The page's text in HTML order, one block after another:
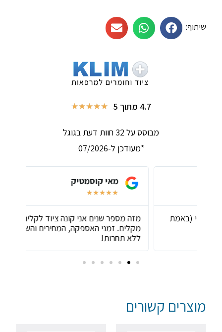
שיתוף:
4.7 מתוך 5 ★
★
★
★
★
מבוסס על 32 חוות דעת בגוגל
*מעודכן ל-07/2026
מאי קוסמטיק
מזה מספר שנים אני קונה ציוד לקליניקה אך ורק
מקלים. זמני האספקה, המחירים והשירות הם
מוצרים קשורים